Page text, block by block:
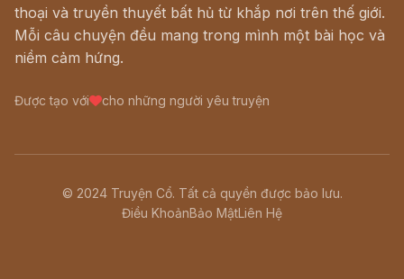
thoại và truyền thuyết bất hủ từ khắp nơi trên thế giới.
Mỗi câu chuyện đều mang trong mình một bài học và
niềm cảm hứng.
Được tạo với cho những người yêu truyện
© 2024 Truyện Cổ. Tất cả quyền được bảo lưu.
Điều KhoảnBảo MậtLiên Hệ